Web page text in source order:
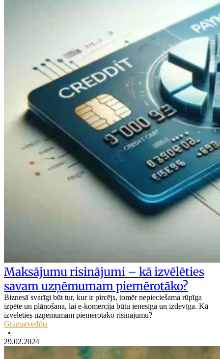
Maksājumu risinājumi – kā izvēlēties
savam uzņēmumam piemērotāko?
Biznesā svarīgi būt tur, kur ir pircējs, tomēr nepieciešama rūpīga
izpēte un plānošana, lai e-komercija būtu ienesīga un izdevīga. Kā
izvēlēties uzņēmumam piemērotāko risinājumu?
Grāmatvedība
•
29.02.2024